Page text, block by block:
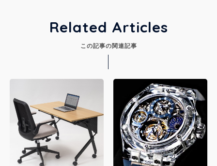
Related Articles
この記事の関連記事